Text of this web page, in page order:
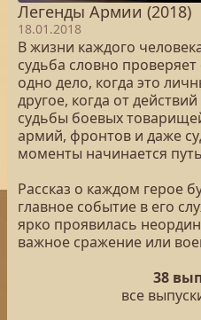
Легенды Армии (2018)
18.01.2018
В жизни каждого
судьба словно
одно дело, когда это
другое, когда от
судьбы боевых
армий, фронтов и даже
моменты начинается
Рассказ о каждом герое
главное событие в его
ярко проявилась
важное сражение или
38
все